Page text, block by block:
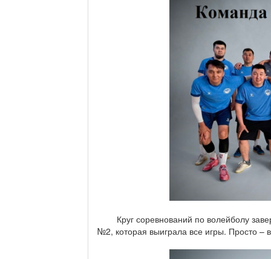
Круг соревнований по волейболу
№2, которая выиграла все игры. Просто –